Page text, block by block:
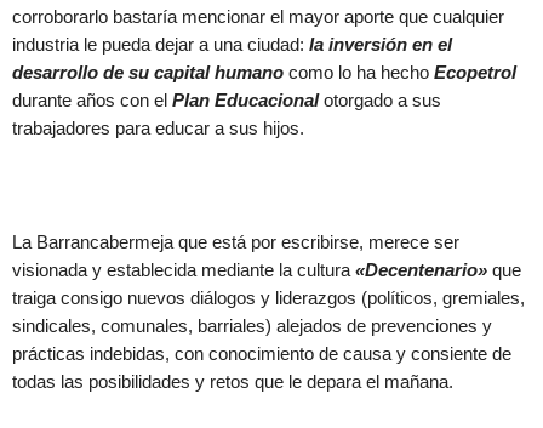
corroborarlo bastaría mencionar el mayor aporte que cualquier
industria le pueda dejar a una ciudad: la inversión en el
desarrollo de su capital humano como lo ha hecho Ecopetrol
durante años con el Plan Educacionalotorgado a sus
trabajadores para educar a sus hijos.
La Barrancabermeja que está por escribirse, merece ser
visionada y establecida mediante la cultura «Decentenario» que
traiga consigo nuevos diálogos y liderazgos (políticos, gremiales,
sindicales, comunales, barriales) alejados de prevenciones y
prácticas indebidas, con conocimiento de causa y consiente de
todas las posibilidades y retos que le depara el mañana.